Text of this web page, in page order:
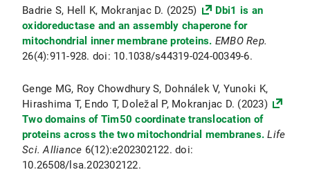
Badrie S, Hell K, Mokranjac D. (2025)
Dbi1 is an
oxidoreductase and an assembly chaperone for
mitochondrial inner membrane proteins. EMBO Rep.
26(4):911-928. doi: 10.1038/s44319-024-00349-6.
Genge MG, Roy Chowdhury S, Dohnálek V, Yunoki K,
Hirashima T, Endo T, Doležal P, Mokranjac D. (2023)
Two domains of Tim50 coordinate translocation of
proteins across the two mitochondrial membranes.Life
Sci. Alliance 6(12):e202302122. doi:
10.26508/lsa.202302122.